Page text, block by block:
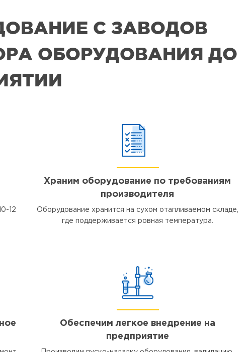
С ЗАВОДОВ
ОБОРУДОВАНИЯ ДО
12
Храним оборудование по требованиям
производителя
Оборудование хранится на сухом отапливаемом складе,
где поддерживается ровная температура.
Обеспечим легкое внедрение на
предприятие